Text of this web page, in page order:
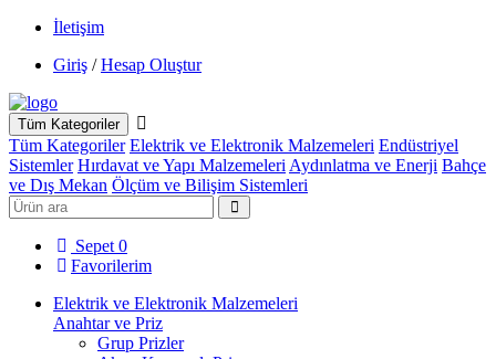
İletişim
Giriş / Hesap Oluştur
Tüm Kategoriler
Tüm Kategoriler Elektrik ve Elektronik Malzemeleri Endüstriyel
Sistemler Hırdavat ve Yapı Malzemeleri Aydınlatma ve Enerji Bahçe
ve Dış Mekan Ölçüm ve Bilişim Sistemleri
Sepet 0
Favorilerim
Elektrik ve Elektronik Malzemeleri
Anahtar ve Priz
Grup Prizler